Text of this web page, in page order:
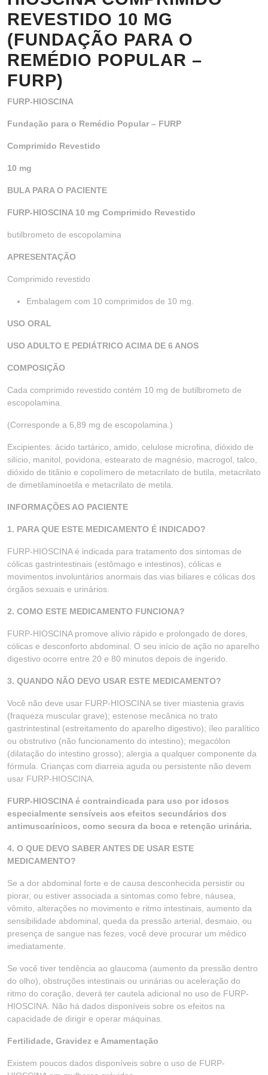
REVESTIDO 10 MG
(FUNDAÇÃO PARA O
REMÉDIO POPULAR –
FURP)
FURP-HIOSCINA
Fundação para o Remédio Popular – FURP
Comprimido Revestido
10 mg
BULA PARA O PACIENTE
FURP-HIOSCINA 10 mg Comprimido Revestido
butilbrometo de escopolamina
APRESENTAÇÃO
Comprimido revestido
Embalagem com 10 comprimidos de 10 mg.
USO ORAL
USO ADULTO E PEDIÁTRICO ACIMA DE 6 ANOS
COMPOSIÇÃO
Cada comprimido revestido contém 10 mg de butilbrometo de
escopolamina.
(Corresponde a 6,89 mg de escopolamina.)
Excipientes: ácido tartárico, amido, celulose microfina, dióxido de
silício, manitol, povidona, estearato de magnésio, macrogol, talco,
dióxido de titânio e copolímero de metacrilato de butila, metacrilato
de dimetilaminoetila e metacrilato de metila.
INFORMAÇÕES AO PACIENTE
1. PARA QUE ESTE MEDICAMENTO É INDICADO?
FURP-HIOSCINA é indicada para tratamento dos sintomas de
cólicas gastrintestinais (estômago e intestinos), cólicas e
movimentos involuntários anormais das vias biliares e cólicas dos
órgãos sexuais e urinários.
2. COMO ESTE MEDICAMENTO FUNCIONA?
FURP-HIOSCINA promove alívio rápido e prolongado de dores,
cólicas e desconforto abdominal. O seu início de ação no aparelho
digestivo ocorre entre 20 e 80 minutos depois de ingerido.
3. QUANDO NÃO DEVO USAR ESTE MEDICAMENTO?
Você não deve usar FURP-HIOSCINA se tiver miastenia gravis
(fraqueza muscular grave); estenose mecânica no trato
gastrintestinal (estreitamento do aparelho digestivo); íleo paralítico
ou obstrutivo (não funcionamento do intestino); megacólon
(dilatação do intestino grosso); alergia a qualquer componente da
fórmula. Crianças com diarreia aguda ou persistente não devem
usar FURP-HIOSCINA.
FURP-HIOSCINA é contraindicada para uso por idosos
especialmente sensíveis aos efeitos secundários dos
antimuscarínicos, como secura da boca e retenção urinária.
4. O QUE DEVO SABER ANTES DE USAR ESTE
MEDICAMENTO?
Se a dor abdominal forte e de causa desconhecida persistir ou
piorar, ou estiver associada a sintomas como febre, náusea,
vômito, alterações no movimento e ritmo intestinais, aumento da
sensibilidade abdominal, queda da pressão arterial, desmaio, ou
presença de sangue nas fezes, você deve procurar um médico
imediatamente.
Se você tiver tendência ao glaucoma (aumento da pressão dentro
do olho), obstruções intestinais ou urinárias ou aceleração do
ritmo do coração, deverá ter cautela adicional no uso de FURP-
HIOSCINA. Não há dados disponíveis sobre os efeitos na
capacidade de dirigir e operar máquinas.
Fertilidade, Gravidez e Amamentação
Existem poucos dados disponíveis sobre o uso de FURP-